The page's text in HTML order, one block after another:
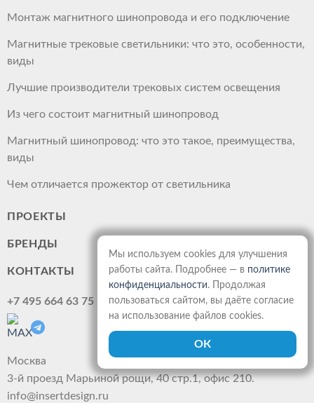
Монтаж магнитного шинопровода и его подключение
Магнитные трековые светильники: что это, особенности,
виды
Лучшие производители трековых систем освещения
Из чего состоит магнитный шинопровод
Магнитный шинопровод: что это такое, преимущества,
виды
Чем отличается прожектор от светильника
ПРОЕКТЫ
БРЕНДЫ
КОНТАКТЫ
+7 495 664 63 75
Москва
3-й проезд Марьиной рощи, 40 стр.1, офис 210.
info@insertdesign.ru
Мы используем cookies для улучшения
работы сайта. Подробнее — в политике
конфиденциальности. Продолжая
пользоваться сайтом, вы даёте согласие
на использование файлов cookies.